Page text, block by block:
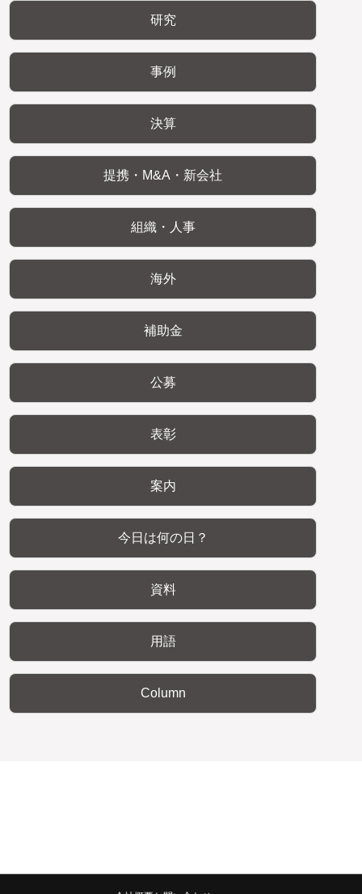
研究
事例
決算
提携・M&A・新会社
組織・人事
海外
補助金
公募
表彰
案内
今日は何の日？
資料
用語
Column